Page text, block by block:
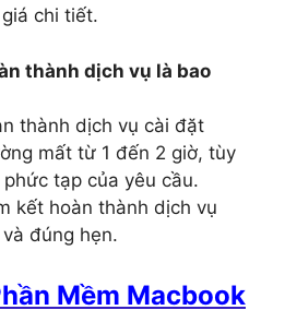
chi tiết.
thành dịch vụ là bao
thành dịch vụ cài đặt
mất từ 1 đến 2 giờ, tùy
tạp của yêu cầu.
kết hoàn thành dịch vụ
đúng hẹn.
Mềm Macbook